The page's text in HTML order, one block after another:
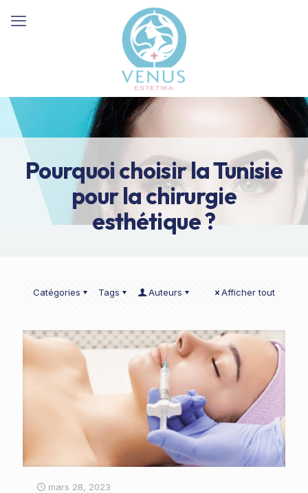
Pourquoi choisir la Tunisie
pour la chirurgie
esthétique ?
Catégories Tags Auteurs Afficher tout
mars 28, 2023